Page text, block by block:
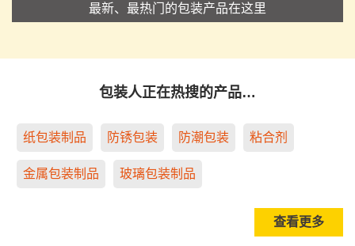
最新、最热门的包装产品在这里
包装人正在热搜的产品…
纸包装制品 防锈包装 防潮包装 粘合剂
金属包装制品 玻璃包装制品
查看更多